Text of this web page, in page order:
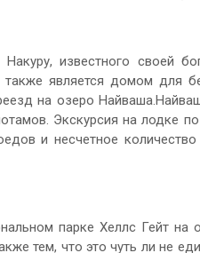
известного своей
также является домом для
на озеро
Экскурсия на лодке
и несчетное
парке Хеллс Гейт на
тем, что это чуть ли не